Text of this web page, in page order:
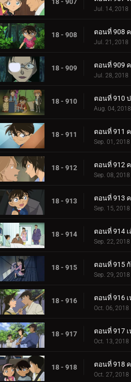
18 - 907
Jul. 14, 2018
18 - 908
Jul. 21, 2018
18 - 909
Jul. 28, 2018
18 - 910
Aug. 04, 2018
18 - 911
Sep. 01, 2018
18 - 912
Sep. 08, 2018
18 - 913
Sep. 15, 2018
18 - 914
Sep. 22, 2018
18 - 915
Sep. 29, 2018
18 - 916
Oct. 06, 2018
18 - 917
Oct. 13, 2018
18 - 918
Oct. 27, 2018